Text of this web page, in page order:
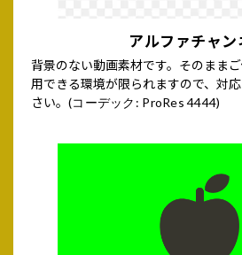
アルファチャン
背景のない動画素材です。そのまま
用できる環境が限られますので、対
さい。 (コーデック: ProRes 4444)